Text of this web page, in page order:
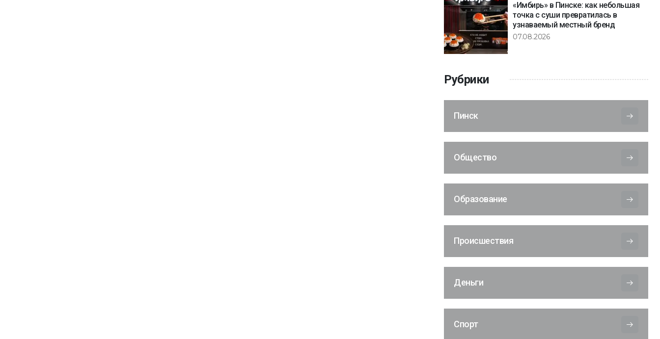
«Имбирь» в Пинске: как небольшая
точка с суши превратилась в
узнаваемый местный бренд
07.08.2026
Рубрики
Пинск
Общество
Образование
Происшествия
Деньги
Спорт